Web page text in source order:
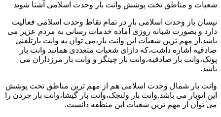
شعبات و مناطق تخت پوشش وانت بار وحدت اسلامی آشنا شوید
نیسان بار وحدت اسلامی بار در تمام نقاط وحدت اسلامی فعالیت
دارد و بصورت شبانه روزی آماده خدمات رسانی به مردم عزیز می
باشد.از مهم ترین شعبات این وانت بار،می توان به وانت بارتلفنی
صادقیه اشاره داشت،که دارای شعبات متعددی همانند وانت بار
پونک،وانت بار صادقیه،وانت بار چیتگر و وانت بار مرزداران می
باشد.
وانت بار شمال وحدت اسلامی هم از مهم ترین مناطق تحت پوشش
این اتوبار می باشد.وانت بار ولنجک،وانت بار گیشا،وانت بار جردن را
می توان از مهم ترین شعبات این منطقه دانست.